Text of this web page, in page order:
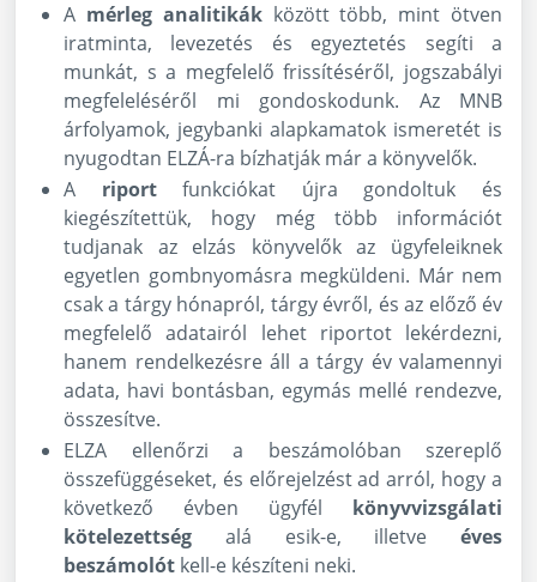
A mérleg analitikákközött több, mint ötven
iratminta, levezetés és egyeztetés segíti a
munkát, s a megfelelő frissítéséről, jogszabályi
megfeleléséről mi gondoskodunk. Az MNB
árfolyamok, jegybanki alapkamatok ismeretét is
nyugodtan ELZÁ-ra bízhatják már a könyvelők.
A riportfunkciókat újra gondoltuk és
kiegészítettük, hogy még több információt
tudjanak az elzás könyvelők az ügyfeleiknek
egyetlen gombnyomásra megküldeni. Már nem
csak a tárgy hónapról, tárgy évről, és az előző év
megfelelő adatairól lehet riportot lekérdezni,
hanem rendelkezésre áll a tárgy év valamennyi
adata, havi bontásban, egymás mellé rendezve,
összesítve.
ELZA ellenőrzi a beszámolóban szereplő
összefüggéseket, és előrejelzést ad arról, hogy a
következő évben ügyfél könyvvizsgálati
kötelezettség alá esik-e, illetve éves
beszámolót kell-e készíteni neki.